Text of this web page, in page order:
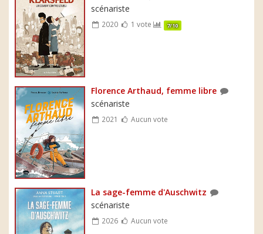
scénariste
2020 1 vote 7/10
Florence Arthaud, femme libre
scénariste
2021 Aucun vote
La sage-femme d'Auschwitz
scénariste
2026 Aucun vote